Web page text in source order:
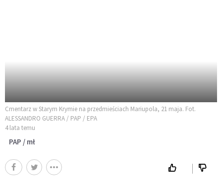
Cmentarz w Starym Krymie na przedmieściach Mariupola, 21 maja. Fot.
ALESSANDRO GUERRA / PAP / EPA
4 lata temu
PAP / mł